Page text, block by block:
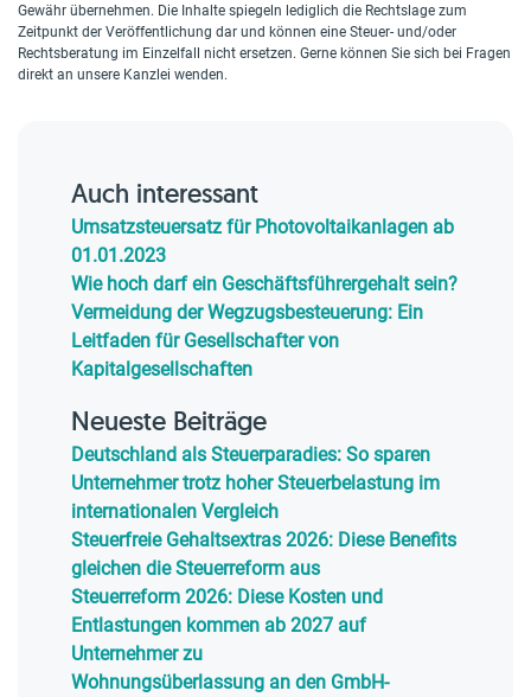
Gewähr übernehmen. Die Inhalte spiegeln lediglich die Rechtslage zum
Zeitpunkt der Veröffentlichung dar und können eine Steuer- und/oder
Rechtsberatung im Einzelfall nicht ersetzen. Gerne können Sie sich bei Fragen
direkt an unsere Kanzlei wenden.
Auch interessant
Umsatzsteuersatz für Photovoltaikanlagen ab
01.01.2023
Wie hoch darf ein Geschäftsführergehalt sein?
Vermeidung der Wegzugsbesteuerung: Ein
Leitfaden für Gesellschafter von
Kapitalgesellschaften
Neueste Beiträge
Deutschland als Steuerparadies: So sparen
Unternehmer trotz hoher Steuerbelastung im
internationalen Vergleich
Steuerfreie Gehaltsextras 2026: Diese Benefits
gleichen die Steuerreform aus
Steuerreform 2026: Diese Kosten und
Entlastungen kommen ab 2027 auf
Unternehmer zu
Wohnungsüberlassung an den GmbH-